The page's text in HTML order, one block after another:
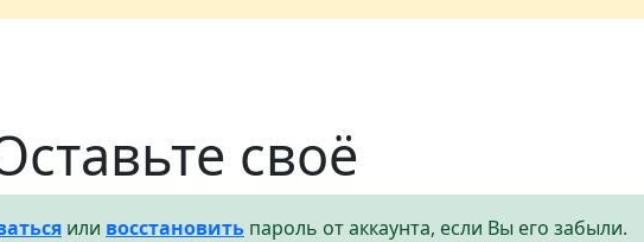
своё
или восстановить пароль от аккаунта, если Вы его забыли.